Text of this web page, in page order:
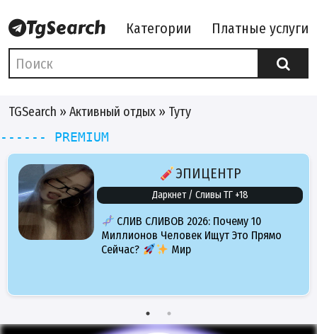
Категории Платные услуги
TGSearch » Активный отдых » Туту
------ PREMIUM
ЭПИЦЕНТР
Даркнет / Сливы ТГ +18
СЛИВ СЛИВОВ 2026: Почему 10
Миллионов Человек Ищут Это Прямо
Сейчас?
Мир